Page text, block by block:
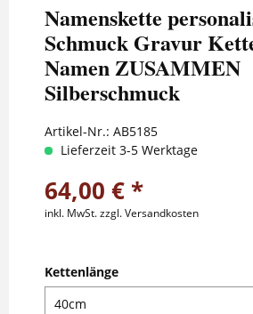
Namenskette
Schmuck Gravur
Namen ZUSAMMEN
Silberschmuck
Artikel-Nr.: AB5185
Lieferzeit 3-5 Werktage
64,00 € *
inkl. MwSt.zzgl. Versandkosten
Kettenlänge